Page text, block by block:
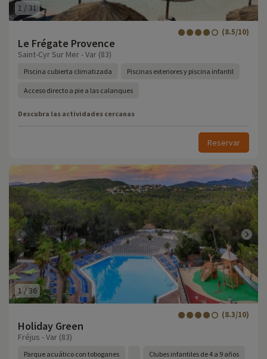
1 /31
Le Frégate Provence
(8.5/10)
Saint-Cyr Sur Mer - Var (83)
Piscina cubierta climatizada Piscinas exteriores y piscina infantil
Acceso directo a pie a las calanques
Descubra las actividades cercanas
Reservar
1 /36
Holiday Green
(8.3/10)
Fréjus - Var (83)
Parque acuático con toboganes Clubes infantiles de 4 a 9 años